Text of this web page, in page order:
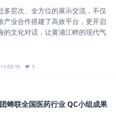
多层次、全方位的展示交流，不仅
产业合作搭建了高效平台，更开启
的文化对话，让黄浦江畔的现代气
5
蝉联全国医药行业 QC小组成果